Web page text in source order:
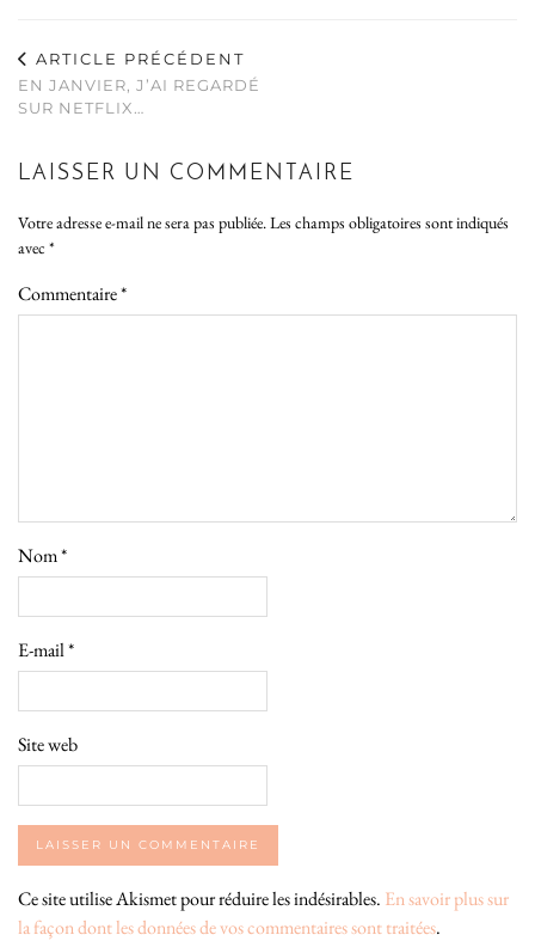
ARTICLE PRÉCÉDENT
EN JANVIER, J’AI REGARDÉ
SUR NETFLIX…
LAISSER UN COMMENTAIRE
Votre adresse e-mail ne sera pas publiée.Les champs obligatoires sont indiqués
avec *
Commentaire*
Nom*
E-mail*
Site web
Ce site utilise Akismet pour réduire les indésirables. En savoir plus sur
la façon dont les données de vos commentaires sont traitées.